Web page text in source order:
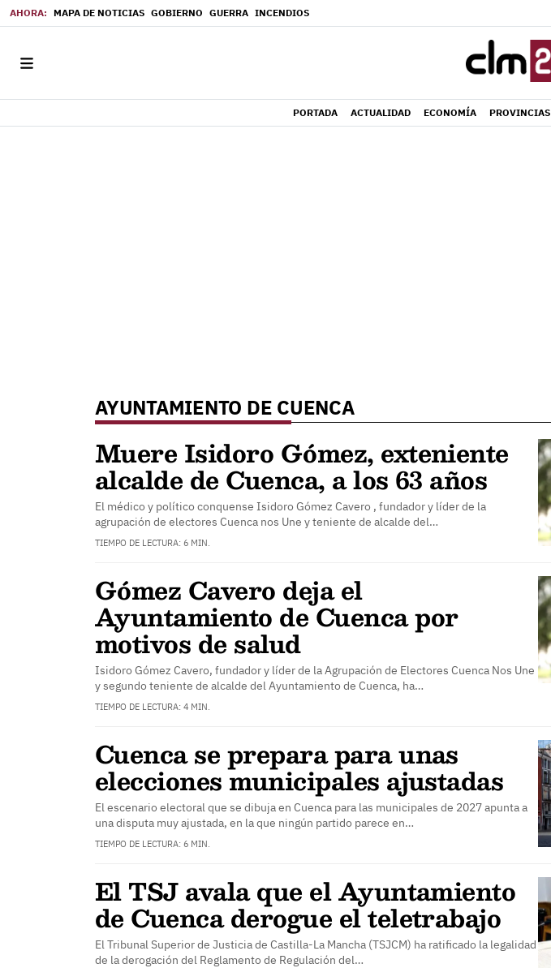
MAPA DE NOTICIAS GOBIERNO GUERRA INCENDIOS
PORTADA ACTUALIDAD ECONOMÍA PROVINCIAS
AYUNTAMIENTO DE CUENCA
Muere Isidoro Gómez, exteniente
alcalde de Cuenca, a los 63 años
El médico y político conquense Isidoro Gómez Cavero , fundador y líder de la
agrupación de electores Cuenca nos Une y teniente de alcalde del…
TIEMPO DE LECTURA: 6 MIN.
Gómez Cavero deja el
Ayuntamiento de Cuenca por
motivos de salud
Isidoro Gómez Cavero, fundador y líder de la Agrupación de Electores Cuenca Nos Une
y segundo teniente de alcalde del Ayuntamiento de Cuenca, ha…
TIEMPO DE LECTURA: 4 MIN.
Cuenca se prepara para unas
elecciones municipales ajustadas
El escenario electoral que se dibuja en Cuenca para las municipales de 2027 apunta a
una disputa muy ajustada, en la que ningún partido parece en…
TIEMPO DE LECTURA: 6 MIN.
El TSJ avala que el Ayuntamiento
de Cuenca derogue el teletrabajo
El Tribunal Superior de Justicia de Castilla-La Mancha (TSJCM) ha ratificado la legalidad
de la derogación del Reglamento de Regulación del…